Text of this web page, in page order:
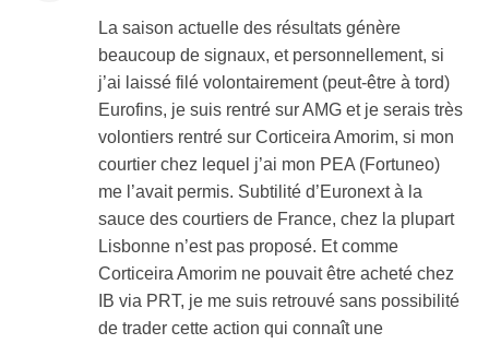
La saison actuelle des résultats génère
beaucoup de signaux, et personnellement, si
j’ai laissé filé volontairement (peut-être à tord)
Eurofins, je suis rentré sur AMG et je serais très
volontiers rentré sur Corticeira Amorim, si mon
courtier chez lequel j’ai mon PEA (Fortuneo)
me l’avait permis. Subtilité d’Euronext à la
sauce des courtiers de France, chez la plupart
Lisbonne n’est pas proposé. Et comme
Corticeira Amorim ne pouvait être acheté chez
IB via PRT, je me suis retrouvé sans possibilité
de trader cette action qui connaît une